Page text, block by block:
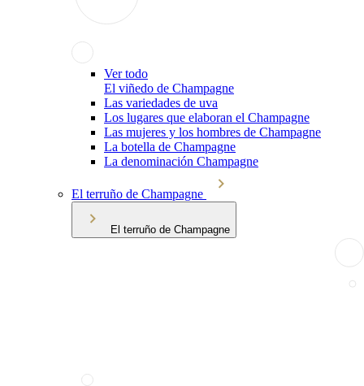
Ver todo
El viñedo de Champagne
Las variedades de uva
Los lugares que elaboran el Champagne
Las mujeres y los hombres de Champagne
La botella de Champagne
La denominación Champagne
El terruño de Champagne
El terruño de Champagne